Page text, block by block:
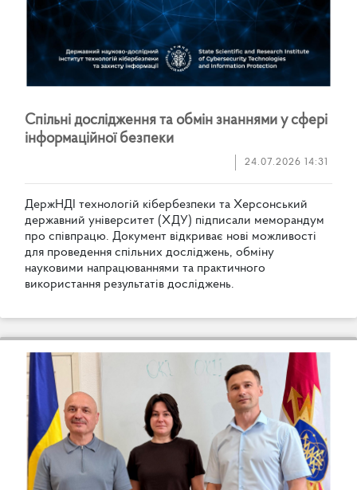
Спільні дослідження та обмін знаннями у сфері
інформаційної безпеки
24.07.2026 14:31
ДержНД технологій кібербезпеки та Херсонський
державний університет (ХДУ) підписали меморандум
про співпрацю. Документ відкриває нові можливості
для проведення спільних досліджень, обміну
науковими напрацюваннями та практичного
використання результатів досліджень.